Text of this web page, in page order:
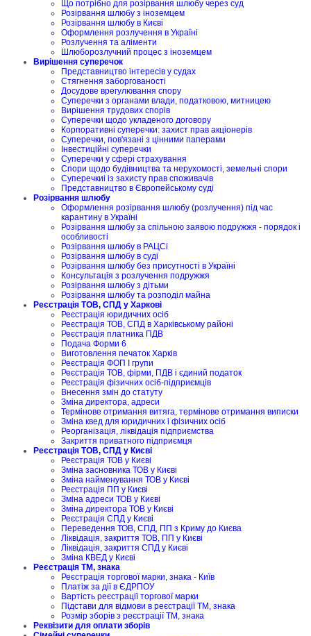
Що потрібно для розірвання шлюбу через суд
Розірвання шлюбу з іноземцем
Розірвання шлюбу в Києві
Оформлення розлучення в Україні
Розлучення та аліменти
Шлюборозлучний процес з іноземцем
Вирішення суперечок
Представництво інтересів у судах
Стягнення заборгованості
Досудове врегулювання спору
Суперечки з органами влади, податковою, митницею
Вирішення трудових спорів
Суперечки щодо укладеного договору
Корпоративні суперечки: захист прав акціонерів
Суперечки, пов'язані з цінними паперами
Інвестиційні суперечки
Суперечки у сфері страхування
Спори щодо будівництва та нерухомості, земельні спори
Суперечкиі із захисту прав споживачів
Представництво в Європейському суді
Розірвання шлюбу
Оформлення розірвання шлюбу (розлучення) під час
карантину в Україні
Розірвання шлюбу за спільною заявою подружжя - порядок і
особливості
Розірвання шлюбу в РАЦСі
Розірвання шлюбу в суді
Розірвання шлюбу без присутності в Україні
Консультація з розлучення подружжя
Розірвання шлюбу з дітьми
Розірвання шлюбу та розподіл майна
Реєстрація ТОВ, СПД у Харкові
Реєстрація юридичних осіб
Реєстрація ТОВ, СПД в Харківському районі
Реєстрація платника ПДВ
Подача Форми 6
Виготовлення печаток Харків
Реєстрація ФОП I групи
Реєстрація ТОВ, фірми, ПДВ і єдиний податок
Реєстрація фізичних осіб-підприємців
Внесення змін до статуту
Зміна директора, адреси
Термінове отримання витяга, термінове отримання виписки
Зміна квед для юридичних і фізичних осіб
Реорганізація, ліквідація підприємства
Закриття приватного підприємця
Реєстрація ТОВ, СПД у Києві
Реєстрація ТОВ у Києві
Зміна засновника ТОВ у Києві
Зміна найменування ТОВ у Києві
Реєстрація ПП у Києві
Зміна адреси ТОВ у Києві
Зміна директора ТОВ у Києві
Реєстрація СПД у Києві
Переведення ТОВ, СПД, ПП з Криму до Києва
Ліквідація, закриття ТОВ, ПП у Києві
Ліквідація, закриття СПД у Києві
Зміна КВЕД у Києві
Реєстрація ТМ, знака
Реєстрація торгової марки, знака - Київ
Платіж за дії в ЄДРПОУ
Вартість реєстрації торгової марки
Підстави для відмови в реєстрації ТМ, знака
Розмір зборів з реєстрації ТМ, знака
Реквізити для оплати зборів